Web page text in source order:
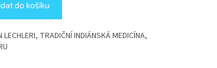
do košíku
TRADIČNÍ INDIÁNSKÁ MEDICÍNA,